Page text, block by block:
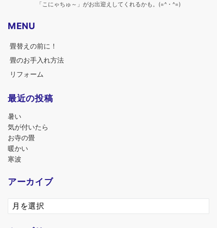
「こにゃちゅ～」がお出迎えしてくれるかも。(=^・^=)
MENU
畳替えの前に！
畳のお手入れ方法
リフォーム
最近の投稿
暑い
気が付いたら
お寺の畳
暖かい
寒波
アーカイブ
ア
ー